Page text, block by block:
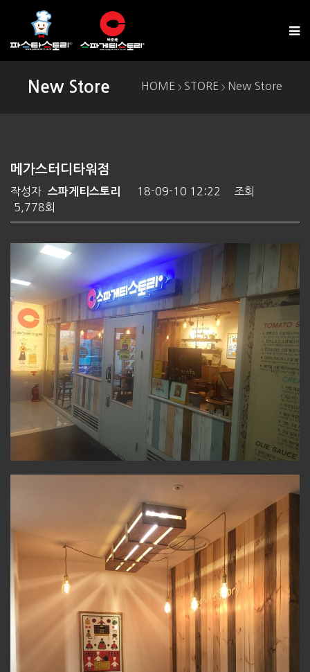
New Store HOME > STORE > New Store
메가스터디타워점
작성자 스파게티스토리 18-09-10 12:22
조회
5,778회